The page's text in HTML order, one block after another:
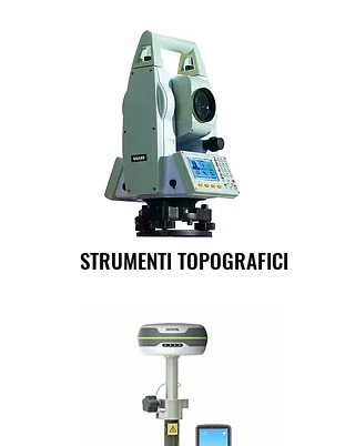
STRUMENTI TOPOGRAFICI